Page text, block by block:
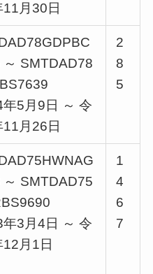
月30日
～ SMTDAD78
年5月9日 ～ 令
月26日
2
8
5
SMTDAD75
年3月4日 ～ 令
月1日
1
4
6
7